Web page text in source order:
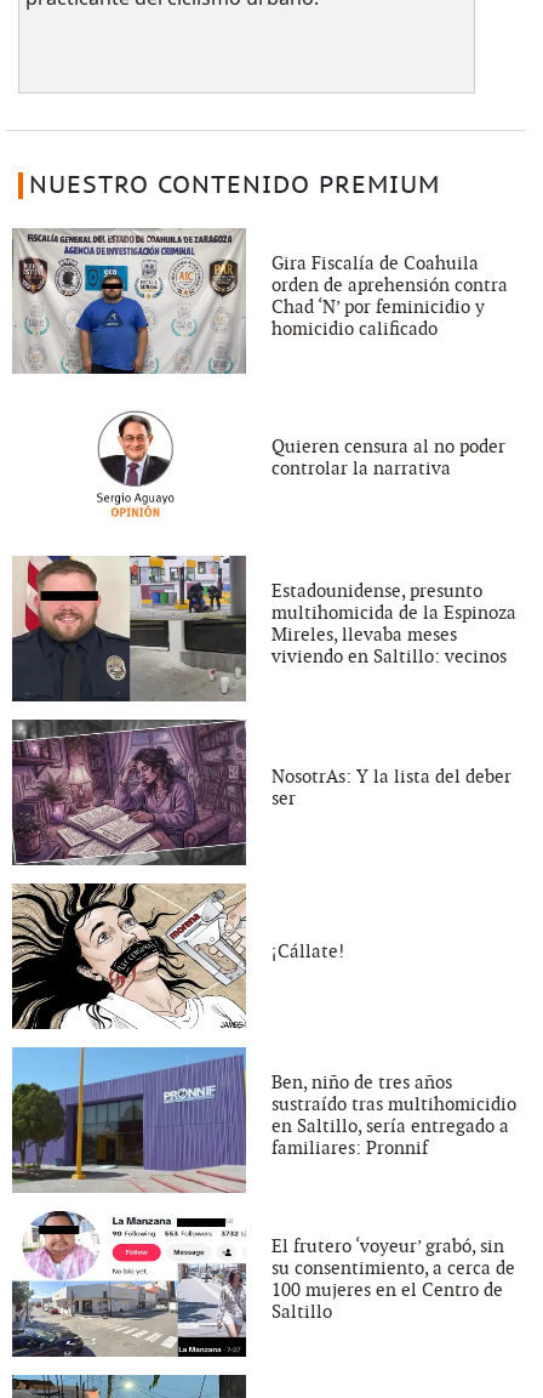
NUESTRO CONTENIDO PREMIUM
Gira Fiscalía de Coahuila
orden de aprehensión contra
Chad ‘N’ por feminicidio y
homicidio calificado
Quieren censura al no poder
controlar la narrativa
Estadounidense, presunto
multihomicida de la Espinoza
Mireles, llevaba meses
viviendo en Saltillo: vecinos
NosotrAs: Y la lista del deber
ser
¡Cállate!
Ben, niño de tres años
sustraído tras multihomicidio
en Saltillo, sería entregado a
familiares: Pronnif
El frutero ‘voyeur’ grabó, sin
su consentimiento, a cerca de
100 mujeres en el Centro de
Saltillo